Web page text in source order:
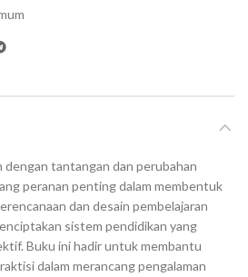
dengan tantangan dan perubahan
peranan penting dalam membentuk
dan desain pembelajaran
sistem pendidikan yang
Buku ini hadir untuk membantu
dalam merancang pengalaman